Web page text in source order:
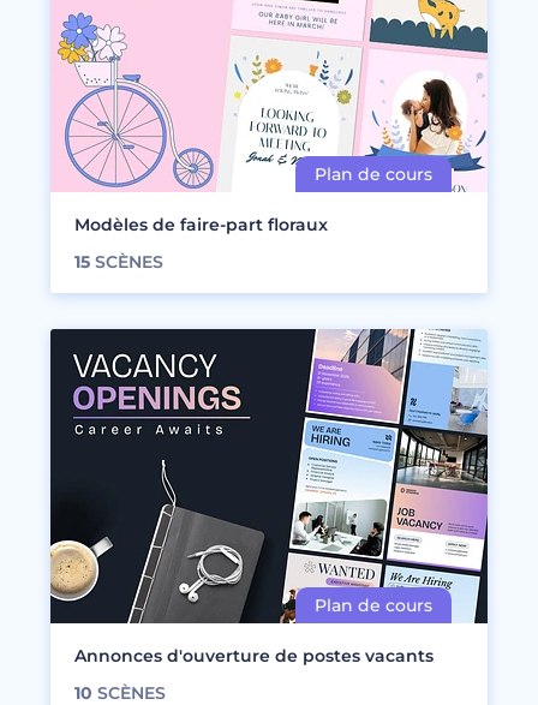
Modèles de faire-part floraux
15 SCÈNES
Annonces d'ouverture de postes vacants
10 SCÈNES